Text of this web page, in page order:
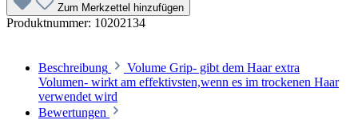
Zum Merkzettel hinzufügen
Produktnummer: 10202134
Beschreibung
Volume Grip- gibt dem Haar extra
Volumen- wirkt am effektivsten,wenn es im trockenen Haar
verwendet wird
Bewertungen